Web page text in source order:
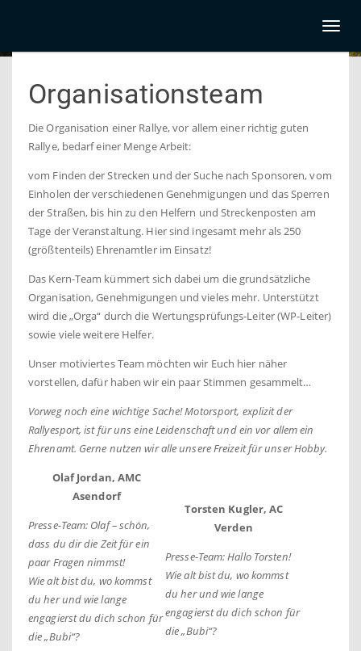
Toggle
Organisationsteam
Die Organisation einer Rallye, vor allem einer richtig guten
Rallye, bedarf einer Menge Arbeit:
vom Finden der Strecken und der Suche nach Sponsoren, vom
Einholen der verschiedenen Genehmigungen und das Sperren
der Straßen, bis hin zu den Helfern und Streckenposten am
Tage der Veranstaltung. Hier sind ingesamt mehr als 250
(größtenteils) Ehrenamtler im Einsatz!
Das Kern-Team kümmert sich dabei um die grundsätzliche
Organisation, Genehmigungen und vieles mehr. Unterstützt
wird die „Orga“ durch die Wertungsprüfungs-Leiter (WP-Leiter)
sowie viele weitere Helfer.
Unser motiviertes Team möchten wir Euch hier näher
vorstellen, dafür haben wir ein paar Stimmen gesammelt…
Vorweg noch eine wichtige Sache! Motorsport, explizit der
Rallyesport, ist für uns eine Leidenschaft und ein vor allem ein
Ehrenamt. Gerne nutzen wir alle unsere Freizeit für unser Hobby.
Olaf Jordan, AMC
Asendorf
Presse-Team: Olaf – schön,
dass du dir die Zeit für ein
paar Fragen nimmst!
Wie alt bist du, wo kommst
du her und wie lange
engagierst du dich schon für
die „Bubi“?
Torsten Kugler, AC
Verden
Presse-Team: Hallo Torsten!
Wie alt bist du, wo kommst
du her und wie lange
engagierst du dich schon für
die „Bubi“?